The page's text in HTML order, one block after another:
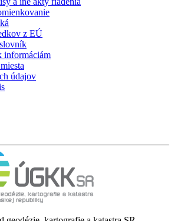
z EÚ
informáciám
údajov